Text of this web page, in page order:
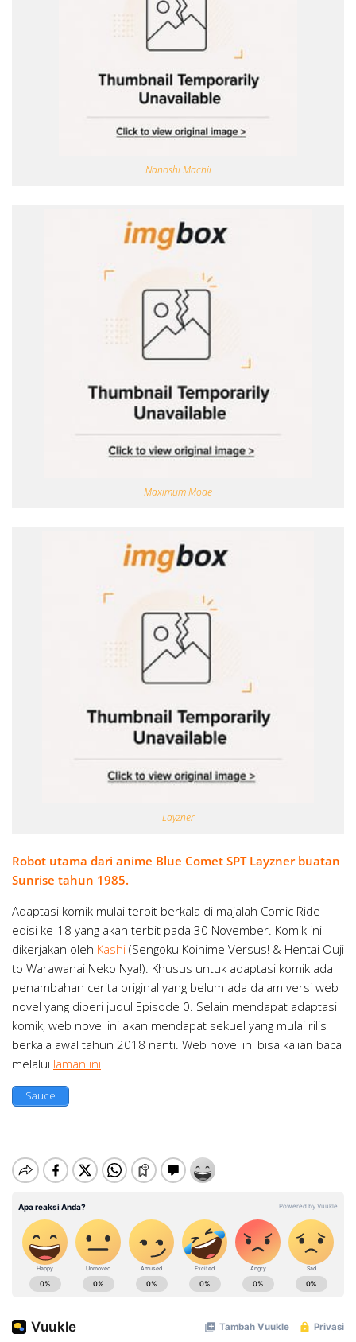
Nanoshi Machii
Maximum Mode
Layzner
Robot utama dari anime Blue Comet SPT Layzner buatan
Sunrise tahun 1985.
Adaptasi komik mulai terbit berkala di majalah Comic Ride
edisi ke-18 yang akan terbit pada 30 November. Komik ini
dikerjakan oleh Kashi (Sengoku Koihime Versus! & Hentai Ouji
to Warawanai Neko Nya!). Khusus untuk adaptasi komik ada
penambahan cerita original yang belum ada dalam versi web
novel yang diberi judul Episode 0. Selain mendapat adaptasi
komik, web novel ini akan mendapat sekuel yang mulai rilis
berkala awal tahun 2018 nanti. Web novel ini bisa kalian baca
melalui laman ini
Sauce